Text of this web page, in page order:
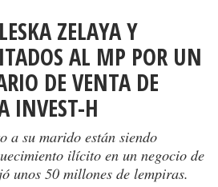
ZELAYA Y
AL MP POR UN
DE VENTA DE
INVEST-H
a su marido están siendo
ilícito en un negocio de
unos 50 millones de lempiras.